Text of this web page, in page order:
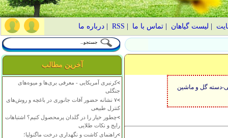
لیست گیاهان |تماس با ما RSS
|درباره ما
آخرین مطالب
>کرنبری آمریکایی - معرفی بری‌ها و میوه‌های
جنگلی
>
۷ نشانه حضور آفات جانوری در باغچه و روش‌های
کنترل طبیعی
>چطور خیار را در گلدان پرمحصول کنیم؟ اشتباهات
رایج و نکات طلایی
>راهنمای کاشت و نگهداری درخت ماگنولیا؛
دسته گل و ماشین